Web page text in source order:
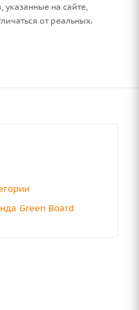
указанные на сайте,
от реальных.
Green Board